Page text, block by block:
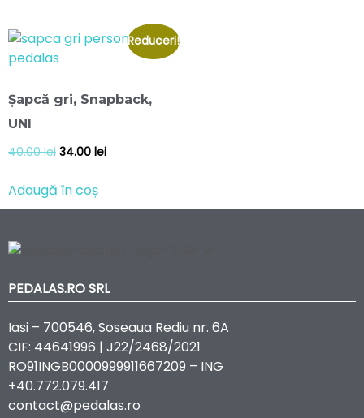
Reduceri!
Șapcă gri, Snapback,
UNI
40.00lei 34.00 lei
Adaugă în coș
PEDALAS.RO SRL
Iasi – 700546, Soseaua Rediu nr. 6A
CIF: 44641996 | J22/2468/2021
RO91INGB0000999911667209 – ING
+40.772.079.417
contact@pedalas.ro